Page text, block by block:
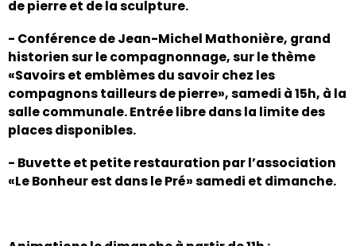
de pierre et de la sculpture.
- Conférence de Jean-Michel Mathonière, grand
historien sur le compagnonnage, sur le thème
«Savoirs et emblèmes du savoir chez les
compagnons tailleurs de pierre», samedi à 15h, à la
salle communale. Entrée libre dans la limite des
places disponibles.
- Buvette et petite restauration par l’association
«Le Bonheur est dans le Pré» samedi et dimanche.